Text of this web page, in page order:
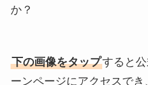
か？
下の画像をタップすると
ーンページにアクセスで